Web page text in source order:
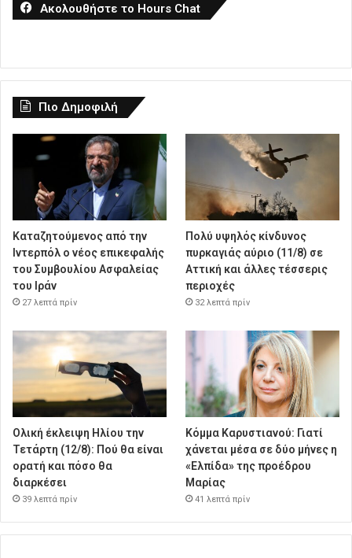
Ακολουθήστε το Hours Chat
Πιο Δημοφιλή
Καταζητούμενος από την
Ιντερπόλ ο νέος επικεφαλής
του Συμβουλίου Ασφαλείας
του Ιράν
27 λεπτά πρίν
Πολύ υψηλός κίνδυνος
πυρκαγιάς αύριο (11/8) σε
Αττική και άλλες τέσσερις
περιοχές
32 λεπτά πρίν
Ολική έκλειψη Ηλίου την
Τετάρτη (12/8): Πού θα είναι
ορατή και πόσο θα
διαρκέσει
39 λεπτά πρίν
Κόμμα Καρυστιανού: Γιατί
χάνεται μέσα σε δύο μήνες η
«Ελπίδα» της προέδρου
Μαρίας
41 λεπτά πρίν